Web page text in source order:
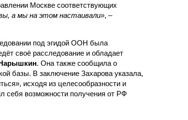
Москве соответствующих
а мы на этом настаивали», –
под эгидой ООН была
своё расследование и обладает
. Она также сообщила о
базы. В заключение Захарова указала,
исходя из целесообразности и
возможности получения от РФ